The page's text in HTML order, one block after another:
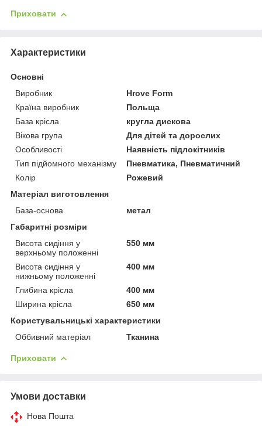
Приховати
Характеристики
Основні
Виробник
Hrove Form
Країна виробник
Польща
База крісла
кругла дискова
Вікова група
Для дітей та дорослих
Особливості
Наявність підлокітників
Тип підйомного механізму
Пневматика, Пневматичний
Колір
Рожевий
Матеріал виготовлення
База-основа
метал
Габаритні розміри
Висота сидіння у
верхньому положенні
550 мм
Висота сидіння у
нижньому положенні
400 мм
Глибина крісла
400 мм
Ширина крісла
650 мм
Користувальницькі характеристики
Оббивний матеріал
Тканина
Приховати
Умови доставки
Нова Пошта